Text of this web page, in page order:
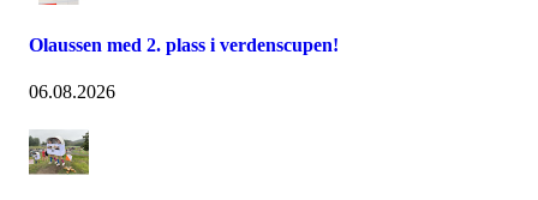
Olaussen med 2. plass i verdenscupen!
06.08.2026